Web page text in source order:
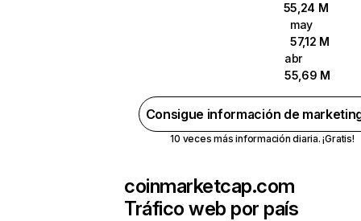
55,24 M
may
57,12 M
abr
55,69 M
Consigue información de
10 veces más información diaria. ¡Gratis!
coinmarketcap.com
Tráfico web por país